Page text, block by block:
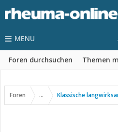
MENU
Foren durchsuchen Themen
Foren ... Klassische